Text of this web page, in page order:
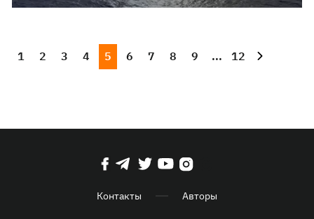
1 2 3 4 5 6 7 8 9 ... 12
Контакты Авторы